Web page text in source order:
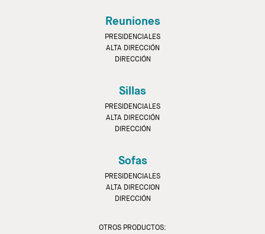
Reuniones
PRESIDENCIALES
ALTA DIRECCIÓN
DIRECCIÓN
Sillas
PRESIDENCIALES
ALTA DIRECCIÓN
DIRECCIÓN
Sofas
PRESIDENCIALES
ALTA DIRECCION
DIRECCIÓN
OTROS PRODUCTOS: